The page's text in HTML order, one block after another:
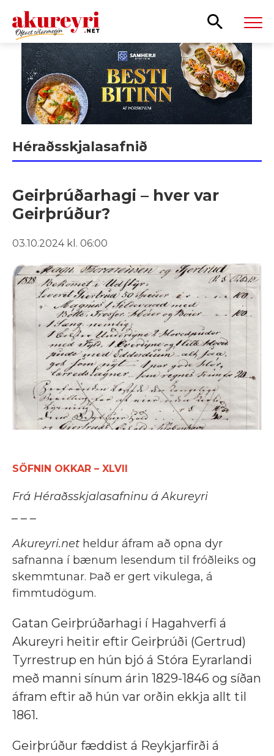
Leita
Héraðsskjalasafnið
Geirþrúðarhagi – hver var
Geirþrúður?
03.10.2024 kl. 06:00
SÖFNIN OKKAR – XLVII
Frá Héraðsskjalasafninu á Akureyri
Akureyri.net heldur áfram að opna dyr
safnanna í bænum lesendum til fróðleiks og
skemmtunar. Það er gert vikulega, á
fimmtudögum.
Gatan Geirþrúðarhagi í Hagahverfi á
Akureyri heitir eftir Geirþrúði (Gertrud)
Tyrrestrup en hún bjó á Stóra Eyrarlandi
með manni sínum árin 1829-1846 og síðan
áfram eftir að hún var orðin ekkja allt til
1861.
Geirþrúður fæddist á Reykjarfirði á